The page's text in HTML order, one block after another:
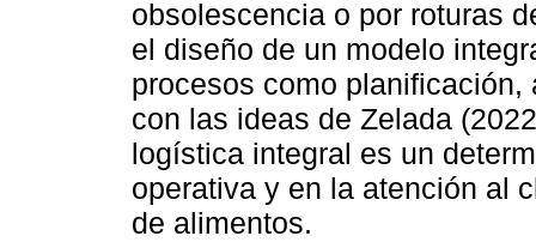
obsolescencia o por roturas
el diseño de un modelo
procesos como
con las ideas de Zelada
logística integral es un
operativa y en la atención al
de alimentos.